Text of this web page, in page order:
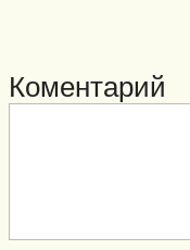
Коментарий